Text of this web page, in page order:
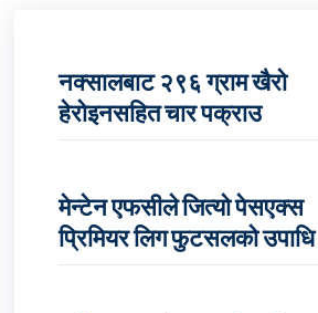
नक्सालबाट २९६ ग्राम खैरो
हेरोइनसहित चार पक्राउ
मेन्टेन एफसीले जित्यो पेसएक्स
प्रिमियर लिग फुटसलको उपाधि